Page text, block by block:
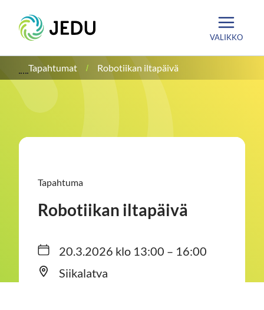
sisältöön
Etusivu
VALIKKO
Tapahtumat Robotiikan iltapäivä
Tapahtuma
Robotiikan iltapäivä
20.3.2026 klo 13:00 – 16:00
Siikalatva